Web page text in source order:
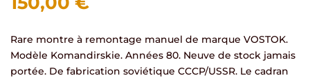
Rare montre à remontage manuel de marque VOSTOK.
Modèle Komandirskie. Années 80. Neuve de stock jamais
portée. De fabrication soviétique CCCP/USSR. Le cadran